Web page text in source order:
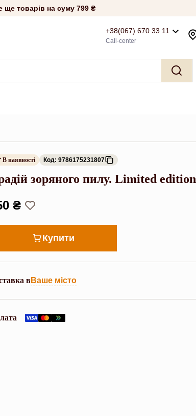
ще товарів на суму 799 ₴
+38(067) 670 33 11
Call-center
В наявності Код: 9786175231807
зоряного пилу. Limited edition
₴
Купити
вВаше місто